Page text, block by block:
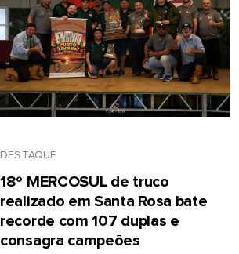
DESTAQUE
18º MERCOSUL de truco
realizado em Santa Rosa bate
recorde com 107 duplas e
consagra campeões